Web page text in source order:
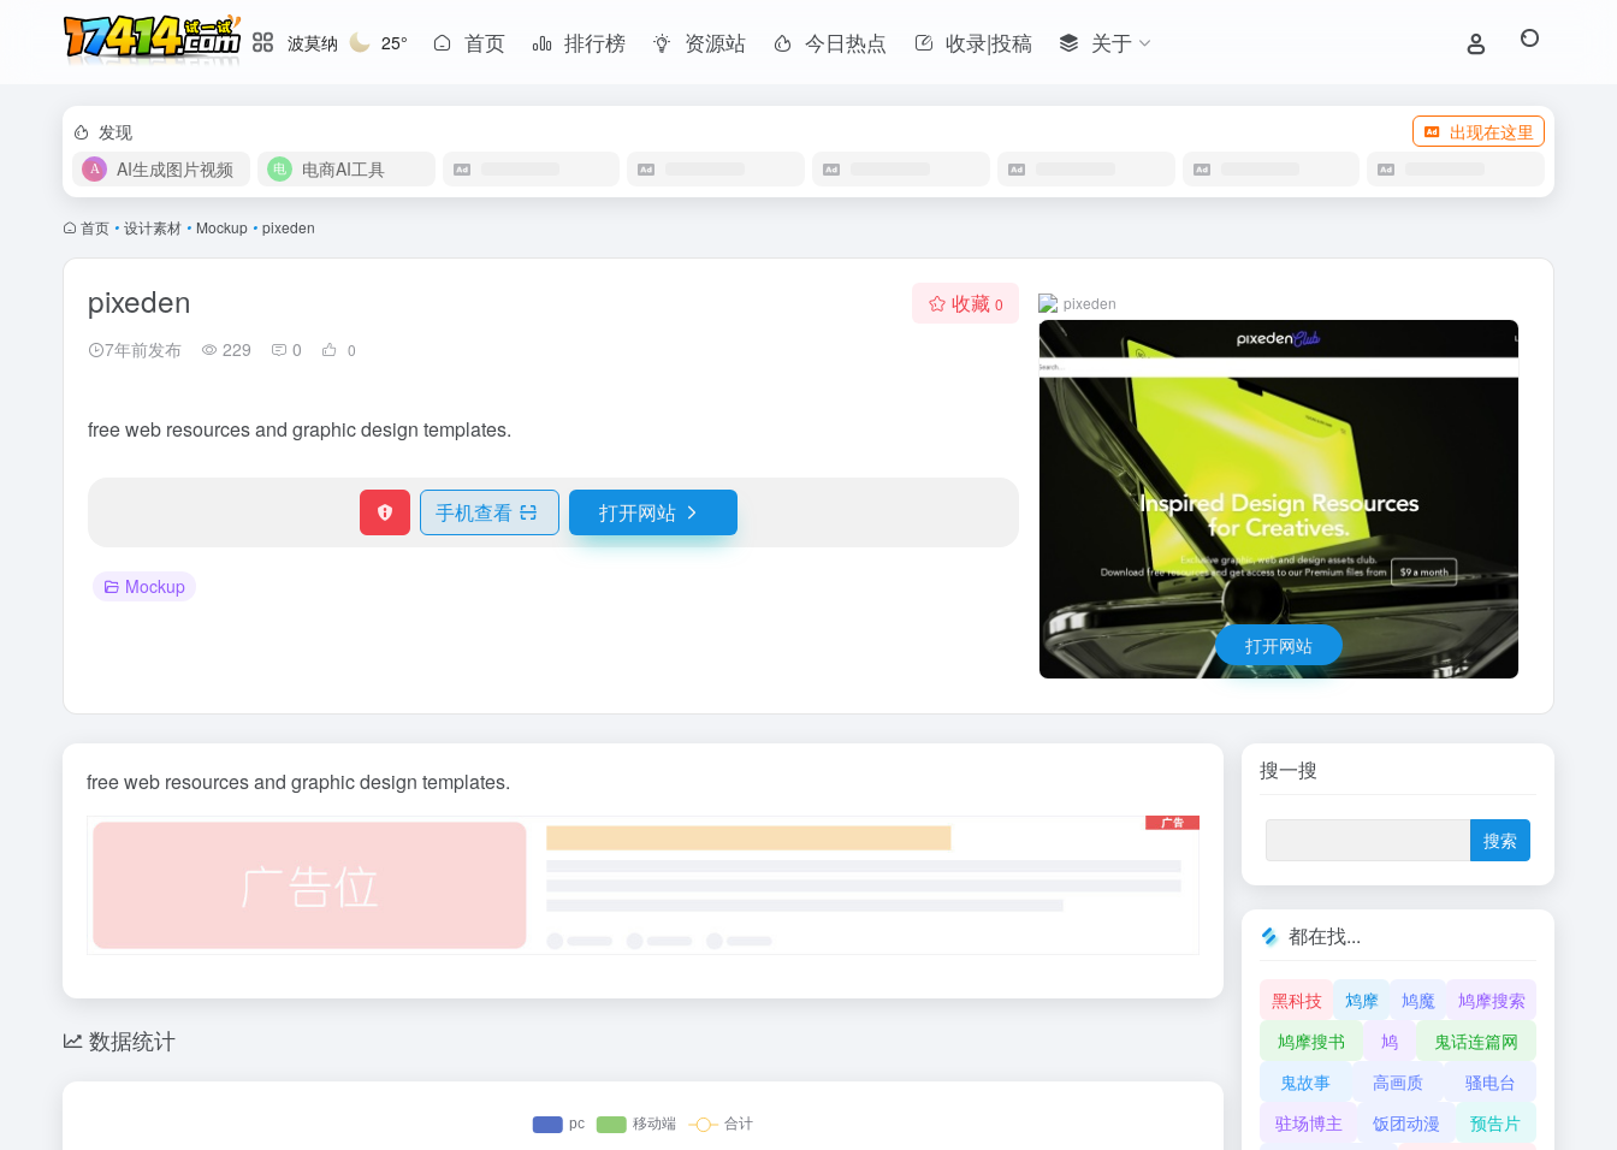
波莫纳 25° 首页 排行榜 资源站 今日热点 收录|投稿 关于
发现
出现在这里
AI生成图片视频
电商AI工具
首页 • 设计素材 • Mockup • pixeden
pixeden
7年前发布 229 0 0
收藏 0
free web resources and graphic design templates.
打开网站
手机查看
Mockup
pixeden
打开网站
free web resources and graphic design templates.
数据统计
搜一搜
都在找...
黑科技 鸩摩 鸠魔
鸠摩搜索
鸠摩搜书
鸠
鬼话连篇网
鬼故事
高画质
骚电台
驻场博主
饭团动漫
预告片